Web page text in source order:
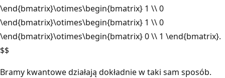
\end{bmatrix}\otimes\begin{bmatrix} 1 \\ 0
\end{bmatrix}\otimes\begin{bmatrix} 1 \\ 0
\end{bmatrix}\otimes\begin{bmatrix} 0 \\ 1 \end{bmatrix}.
$$
Bramy kwantowe działają dokładnie w taki sam sposób.